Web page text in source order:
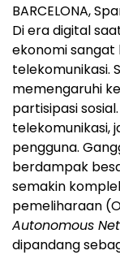
BARCELONA,
Di era digital
ekonomi
telekomunikasi.
memengaruhi
partisipasi
telekomunikasi,
pengguna.
berdampak
semakin
pemeliharaan
Autonomous
dipandang